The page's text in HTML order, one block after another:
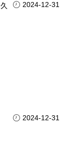
2024-12-31
2024-12-31